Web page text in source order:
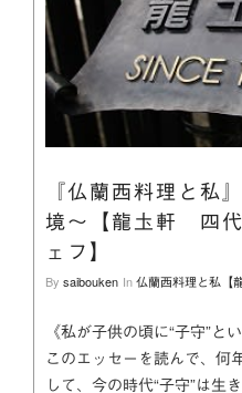
『仏蘭西料理と
境～【龍圡軒 四
ェフ】
By saibouken In仏蘭西料理と私【
《私が子供の頃に“子守”と
このエッセーを読んで、何
して、今の時代“子守”は生